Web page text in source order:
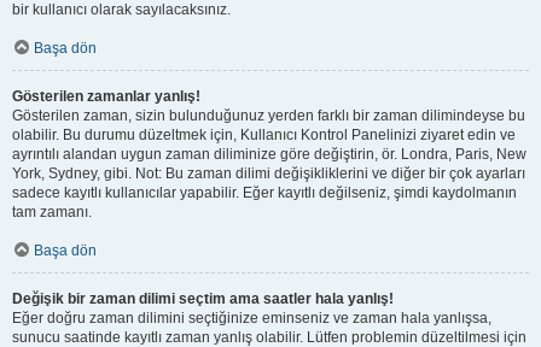
bir kullanıcı olarak sayılacaksınız.
Başa dön
Gösterilen zamanlar yanlış!
Gösterilen zaman, sizin bulunduğunuz yerden farklı bir zaman dilimindeyse bu
olabilir. Bu durumu düzeltmek için, Kullanıcı Kontrol Panelinizi ziyaret edin ve
ayrıntılı alandan uygun zaman diliminize göre değiştirin, ör. Londra, Paris, New
York, Sydney, gibi. Not: Bu zaman dilimi değişikliklerini ve diğer bir çok ayarları
sadece kayıtlı kullanıcılar yapabilir. Eğer kayıtlı değilseniz, şimdi kaydolmanın
tam zamanı.
Başa dön
Değişik bir zaman dilimi seçtim ama saatler hala yanlış!
Eğer doğru zaman dilimini seçtiğinize eminseniz ve zaman hala yanlışsa,
sunucu saatinde kayıtlı zaman yanlış olabilir. Lütfen problemin düzeltilmesi için